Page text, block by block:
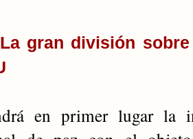
gran división
en primer lugar la